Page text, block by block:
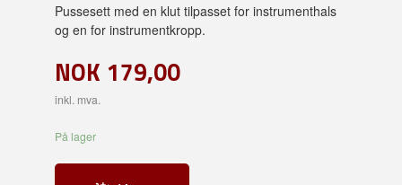
Pussesett med en klut tilpasset for instrumenthals
og en for instrumentkropp.
NOK 179,00
inkl. mva.
På lager